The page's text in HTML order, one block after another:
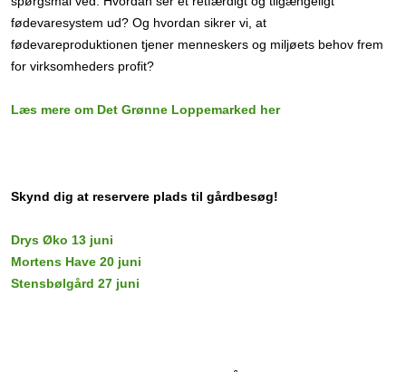
fødevaresystem ud? Og hvordan sikrer vi, at
fødevareproduktionen tjener menneskers og miljøets behov frem
for virksomheders profit?
Læs mere om Det Grønne Loppemarked her
Skynd dig at reservere plads til gårdbesøg!
Drys Øko 13 juni
Mortens Have 20 juni
Stensbølgård 27 juni